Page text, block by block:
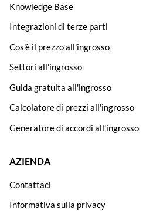
Knowledge Base
Integrazioni di terze parti
Cos'è il prezzo all'ingrosso
Settori all'ingrosso
Guida gratuita all'ingrosso
Calcolatore di prezzi all'ingrosso
Generatore di accordi all'ingrosso
AZIENDA
Contattaci
Informativa sulla privacy